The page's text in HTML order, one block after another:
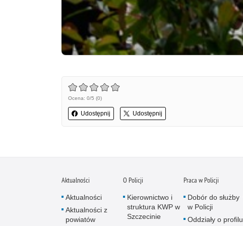
Ocena: 0/5 (0)
Udostępnij Udostępnij
Aktualności
Aktualności
Aktualności z
powiatów
O Policji
Kierownictwo i
struktura KWP w
Szczecinie
Praca w Policji
Dobór do służby
w Policji
Oddziały o profilu